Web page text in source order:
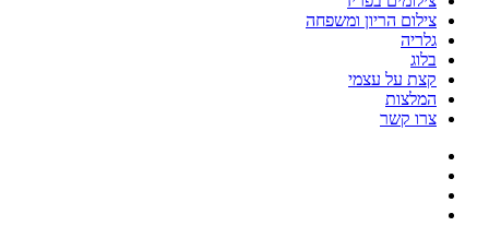
צילום הריון ומשפחה
גלריה
בלוג
קצת על עצמי
המלצות
צרו קשר